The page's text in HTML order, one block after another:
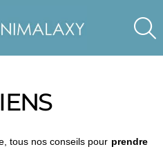
tous nos conseils pour prendre